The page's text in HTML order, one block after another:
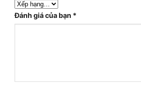
Đánh giá của bạn *